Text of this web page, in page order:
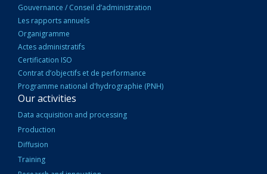
Gouvernance / Conseil d’administration
Les rapports annuels
Organigramme
Actes administratifs
Certification ISO
Contrat d’objectifs et de performance
Programme national d'hydrographie (PNH)
Our activities
Data acquisition and processing
Production
Diffusion
Training